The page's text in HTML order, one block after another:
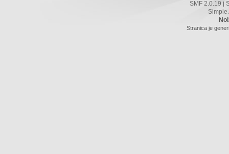
SMF 2.0.19 |
Simple
Stranica je